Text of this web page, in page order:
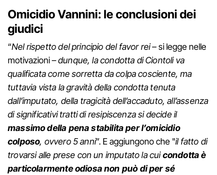
Omicidio Vannini: le conclusioni dei
giudici
“Nel rispetto del principio del favor rei– si legge nelle
motivazioni –dunque, la condotta di Ciontoli va
qualificata come sorretta da colpa cosciente, ma
tuttavia vista la gravità della condotta tenuta
dall’imputato, della tragicità dell’accaduto, all’assenza
di significativi tratti di resipiscenza si decide il
massimo della pena stabilita per l’omicidio
colposo, ovvero 5 anni”. E aggiungono che "il fatto di
trovarsi alle prese con un imputato la cuicondotta è
particolarmente odiosa non può di per sé